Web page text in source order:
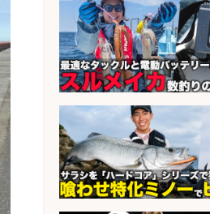
さらに求人情